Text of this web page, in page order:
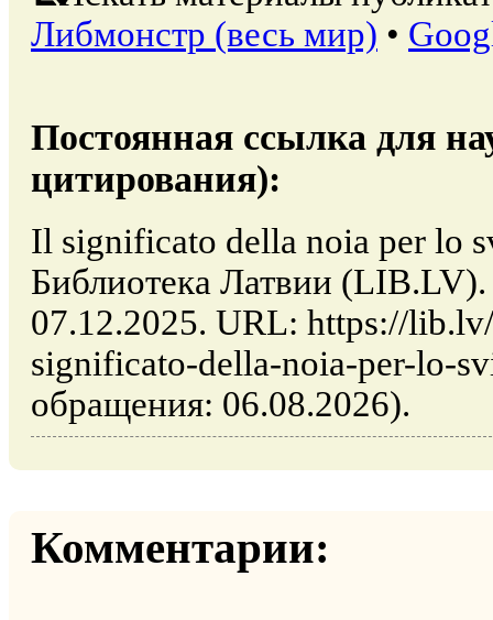
Либмонстр (весь мир) •
Постоянная ссылка для
цитирования):
Il significato della noia per lo
Библиотека Латвии
07.12.2025. URL: https://
significato-della-noia-per-lo-
обращения: 06.08.2026).
Комментарии: